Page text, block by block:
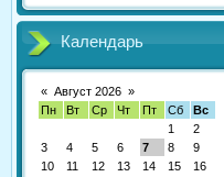
Календарь
« Август 2026 »
Пн
Вт Ср Чт Пт Сб
Вс
1
2
3
4 5 6 7 8
9
10
11 12 13 14 15
16